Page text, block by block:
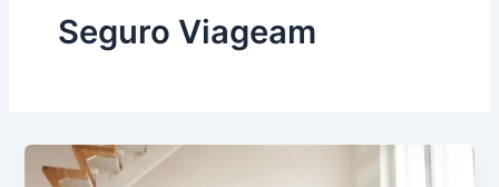
Seguro Viageam